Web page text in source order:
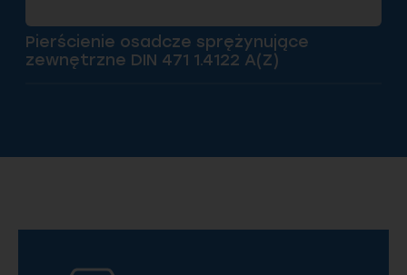
Pierścienie osadcze sprężynujące
zewnętrzne DIN 471 1.4122 A(Z)